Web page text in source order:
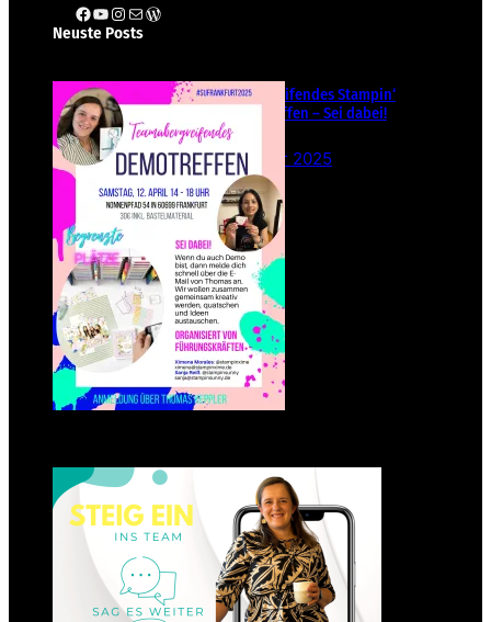
Facebook YouTube Instagram E-Mail WordPress
Neuste Posts
Teamübergreifendes Stampin‘
Up! Demotreffen – Sei dabei!
26. Februar 2025
Einsteigen 2025 im Team
Stampin‘ Sunny
23. Januar 2025